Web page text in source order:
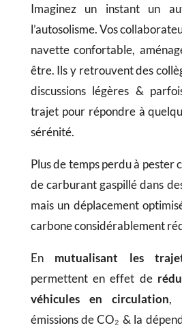
Imaginez un instant un
l’autosolisme. Vos
navette confortable,
être. Ils y retrouvent des
discussions légères &
trajet pour répondre à
sérénité.
Plus de temps perdu à pester
de carburant gaspillé dans
mais un déplacement
carbone considérablement
En mutualisant les
permettent en effet de
véhicules en circulation,
émissions de CO₂ & la